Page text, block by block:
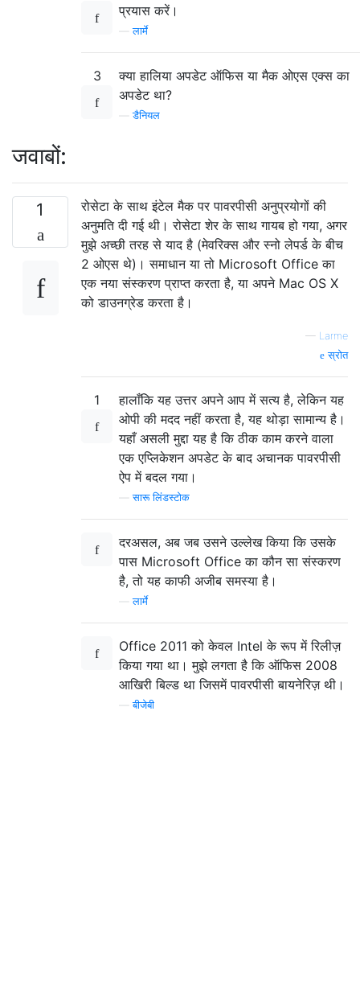
प्रयास करें।
—लार्मे
3
क्या हालिया अपडेट ऑफिस या मैक ओएस एक्स का
अपडेट था?
—डैनियल
जवाबों:
1
रोसेटा के साथ इंटेल मैक पर पावरपीसी अनुप्रयोगों की
अनुमति दी गई थी। रोसेटा शेर के साथ गायब हो गया, अगर
मुझे अच्छी तरह से याद है (मेवरिक्स और स्नो लेपर्ड के बीच
2 ओएस थे)। समाधान या तो Microsoft Office का
एक नया संस्करण प्राप्त करता है, या अपने Mac OS X
को डाउनग्रेड करता है।
— Larme
स्रोत
1
हालाँकि यह उत्तर अपने आप में सत्य है, लेकिन यह
ओपी की मदद नहीं करता है, यह थोड़ा सामान्य है।
यहाँ असली मुद्दा यह है कि ठीक काम करने वाला
एक एप्लिकेशन अपडेट के बाद अचानक पावरपीसी
ऐप में बदल गया।
—सारू लिंडस्टोक
दरअसल, अब जब उसने उल्लेख किया कि उसके
पास Microsoft Office का कौन सा संस्करण
है, तो यह काफी अजीब समस्या है।
—लार्मे
Office 2011 को केवल Intel के रूप में रिलीज़
किया गया था। मुझे लगता है कि ऑफिस 2008
आखिरी बिल्ड था जिसमें पावरपीसी बायनेरिज़ थी।
—बीजेबी